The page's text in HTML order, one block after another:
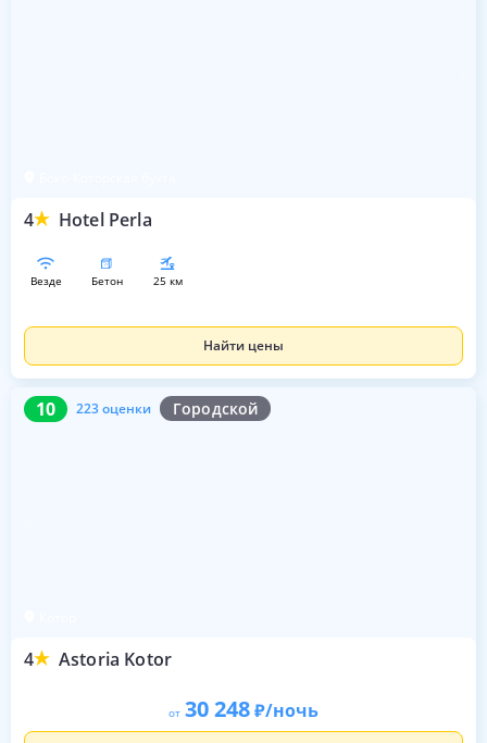
4 Hotel Perla
везде бетон 25 км
Найти цены
10 223 оценки Городской
4 Astoria Kotor
10 223 оценки
от 30 248 /ночь